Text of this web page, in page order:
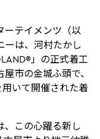
ーテイメンツ（以
ーは、河村たかし
」の正式着工
市の金城ふ頭で、
いて開催された着
、この心躍る新し